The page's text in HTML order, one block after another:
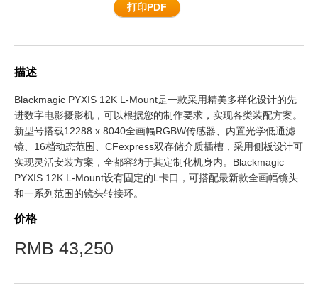
India
Italy
Japan
Mexico
打印PDF
描述
Blackmagic PYXIS 12K L-Mount是一款采用精美多样化设计的先
进数字电影摄影机，可以根据您的制作要求，实现各类装配方案。
新型号搭载12288 x 8040全画幅RGBW传感器、内置光学低通滤
镜、16档动态范围、CFexpress双存储介质插槽，采用侧板设计可
实现灵活安装方案，全都容纳于其定制化机身内。Blackmagic
PYXIS 12K L-Mount设有固定的L卡口，可搭配最新款全画幅镜头
和一系列范围的镜头转接环。
价格
RMB 43,250